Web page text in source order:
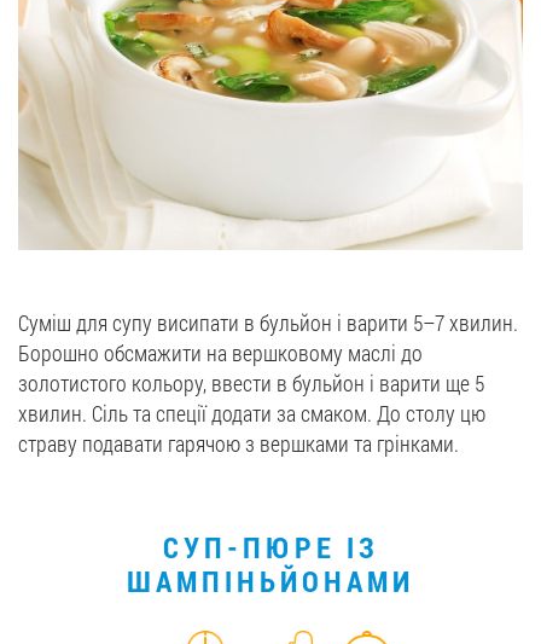
Суміш для супу висипати в бульйон і варити 5–7 хвилин.
Борошно обсмажити на вершковому маслі до
золотистого кольору, ввести в бульйон і варити ще 5
хвилин. Сіль та спеції додати за смаком. До столу цю
страву подавати гарячою з вершками та грінками.
СУП-ПЮРЕ ІЗ
ШАМПІНЬЙОНАМИ